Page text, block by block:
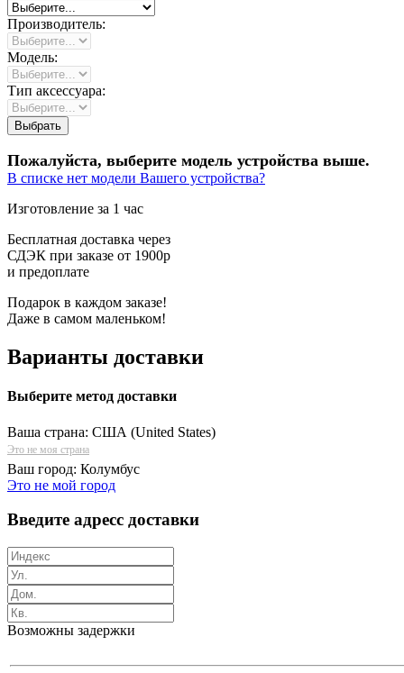
Производитель:
Модель:
Тип аксессуара:
Пожалуйста, выберите модель устройства выше.
В списке нет модели Вашего устройства?
Изготовление за 1 час
Бесплатная доставка через
СДЭК при заказе от 1900р
и предоплате
Подарок в каждом заказе!
Даже в самом маленьком!
Варианты доставки
Выберите метод доставки
Ваша страна: США (United States)
Это не моя страна
Ваш город: Колумбус
Это не мой город
Введите адресс доставки
Возможны задержки